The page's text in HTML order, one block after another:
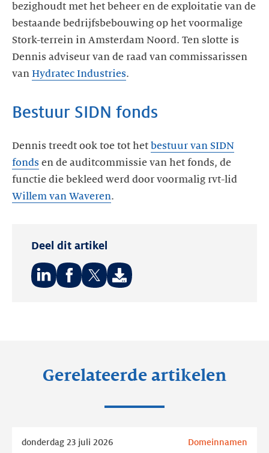
bezighoudt met het beheer en de exploitatie van de
bestaande bedrijfsbebouwing op het voormalige
Stork-terrein in Amsterdam Noord. Ten slotte is
Dennis adviseur van de raad van commissarissen
van Hydratec Industries.
Dennis treedt ook toe tot het bestuur van SIDN
fonds en de auditcommissie van het fonds, de
functie die bekleed werd door voormalig rvt-lid
Willem van Waveren.
Deel dit artikel
Gerelateerde artikelen
donderdag 23 juli 2026 Domeinnamen